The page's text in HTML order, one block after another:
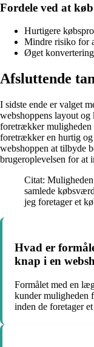
Fordele ved at køb
Hurtigere
Mindre risiko for
Øget
Afsluttende
I sidste ende er valget
webshoppens layout
foretrækker muligheden
foretrækker en hurtig
webshoppen at tilbyde
brugeroplevelsen for at
Citat:
samlede
jeg foretager et
Hvad er
knap i en
Formålet med en
kunder muligheden
inden de foretager